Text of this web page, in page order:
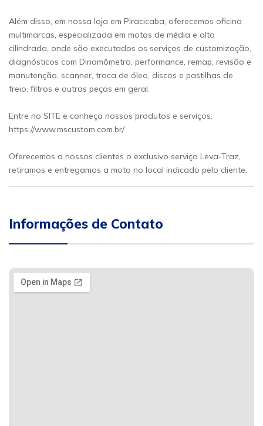
Além disso, em nossa loja em Piracicaba, oferecemos oficina
multimarcas, especializada em motos de média e alta
cilindrada, onde são executados os serviços de customização,
diagnósticos com Dinamômetro, performance, remap, revisão e
manutenção, scanner, troca de óleo, discos e pastilhas de
freio, filtros e outras peças em geral.
Entre no SITE e conheça nossos produtos e serviços.
https://www.mscustom.com.br/
Oferecemos a nossos clientes o exclusivo serviço Leva-Traz,
retiramos e entregamos a moto no local indicado pelo cliente.
Informações de Contato